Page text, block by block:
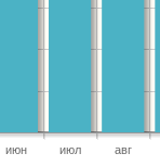
июн июл авг